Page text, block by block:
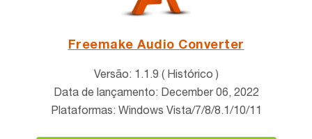
Freemake Audio Converter
Versão: 1.1.9 ( Histórico )
Data de lançamento: December 06, 2022
Plataformas: Windows Vista/7/8/8.1/10/11